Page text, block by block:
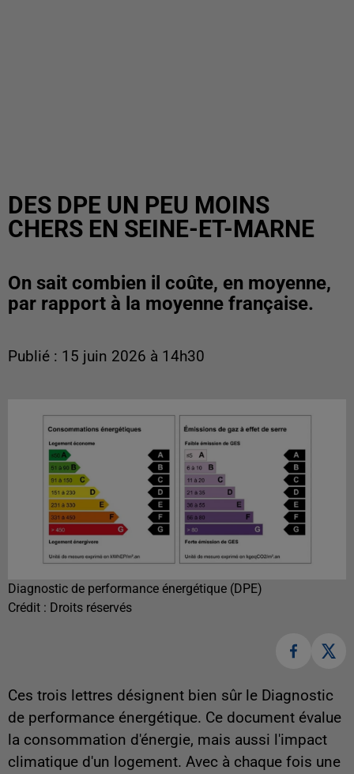
DES DPE UN PEU MOINS
CHERS EN SEINE-ET-MARNE
On sait combien il coûte, en moyenne,
par rapport à la moyenne française.
Publié : 15 juin 2026 à 14h30
Diagnostic de performance énergétique (DPE)
Crédit : Droits réservés
Ces trois lettres désignent bien sûr le Diagnostic
de performance énergétique. Ce document évalue
la consommation d'énergie, mais aussi l'impact
climatique d'un logement. Avec à chaque fois une